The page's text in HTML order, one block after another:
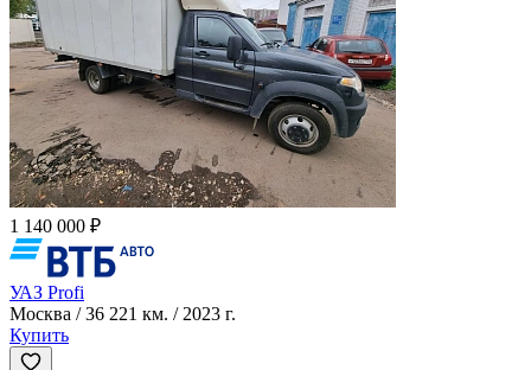
1 140 000 ₽
УАЗ Profi
Москва / 36 221 км. / 2023 г.
Купить